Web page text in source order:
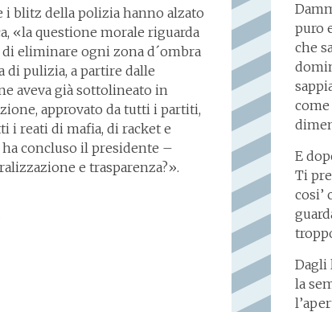
i blitz della polizia hanno alzato
«la questione morale riguarda
eliminare ogni zona d´ombra
di pulizia, a partire dalle
aveva già sottolineato in
approvato da tutti i partiti,
i reati di mafia, di racket e
concluso il presidente –
e trasparenza?».
puro
che
come
E
Ti
cosi’
Dagli
la